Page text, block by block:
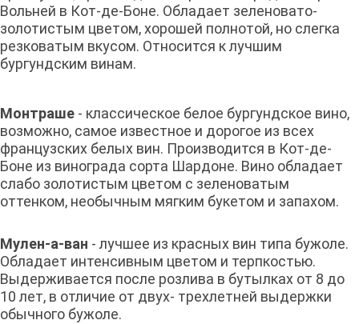
Вольней в Кот-де-Боне. Обладает зеленовато-
золотистым цветом, хорошей полнотой, но слегка
резковатым вкусом. Относится к лучшим
бургундским винам.
Монтраше - классическое белое бургундское вино,
возможно, самое известное и дорогое из всех
французских белых вин. Производится в Кот-де-
Боне из винограда сорта Шардоне. Вино обладает
слабо золотистым цветом с зеленоватым
оттенком, необычным мягким букетом и запахом.
Мулен-а-ван - лучшее из красных вин типа бужоле.
Обладает интенсивным цветом и терпкостью.
Выдерживается после розлива в бутылках от 8 до
10 лет, в отличие от двух- трехлетней выдержки
обычного бужоле.